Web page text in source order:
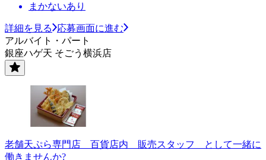
まかないあり
詳細を見る
応募画面に進む
アルバイト・パート
銀座ハゲ天 そごう横浜店
老舗天ぷら専門店 百貨店内 販売スタッフ として一緒に
働きませんか?